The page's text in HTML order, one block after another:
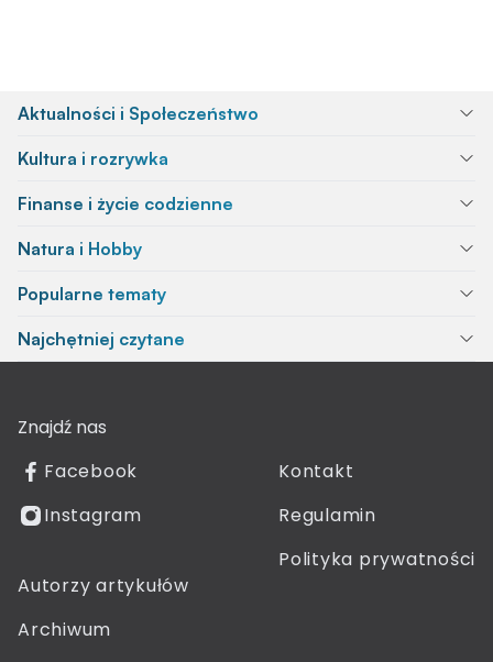
Aktualności i Społeczeństwo
Kultura i rozrywka
Finanse i życie codzienne
Natura i Hobby
Popularne tematy
Najchętniej czytane
Znajdź nas
Facebook
Instagram
Kontakt
Regulamin
Polityka prywatności
Autorzy artykułów
Archiwum